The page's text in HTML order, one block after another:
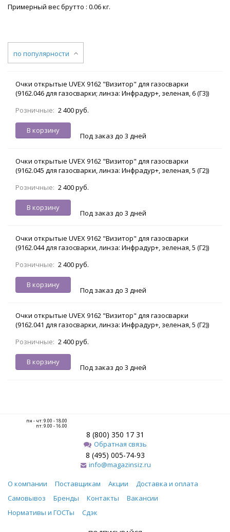
Примерный вес брутто : 0.06 кг.
по популярности
Очки открытые UVEX 9162 "Визитор" для газосварки
(9162.046 для газосварки; линза: Инфрадур+, зеленая, 6 (Г3))
Розничные: 2 400 руб.
В корзину
Под заказ до 3 дней
Очки открытые UVEX 9162 "Визитор" для газосварки
(9162.045 для газосварки, линза: Инфрадур+, зеленая, 5 (Г2))
Розничные: 2 400 руб.
В корзину
Под заказ до 3 дней
Очки открытые UVEX 9162 "Визитор" для газосварки
(9162.044 для газосварки, линза: Инфрадур+, зеленая, 5 (Г2))
Розничные: 2 400 руб.
В корзину
Под заказ до 3 дней
Очки открытые UVEX 9162 "Визитор" для газосварки
(9162.041 для газосварки, линза: Инфрадур+, зеленая, 5 (Г2))
Розничные: 2 400 руб.
В корзину
Под заказ до 3 дней
пн - чт: 9.00 - 18.00
пт: 9.00 - 16.00
8 (800) 350 17 31
Обратная связь
8 (495) 005-74-93
info@magazinsiz.ru
О компании Поставщикам Акции
Доставка и оплата
Самовывоз
Бренды Контакты
Вакансии
Нормативы и ГОСТы
Сдэк